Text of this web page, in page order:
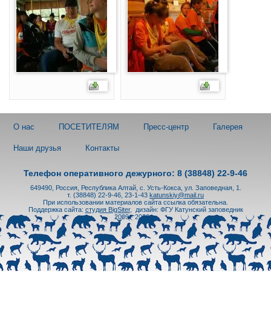
О нас ПОСЕТИТЕЛЯМ Пресс-центр Галерея
Наши друзья Контакты
Телефон оперативного дежурного: 8 (38848) 22-9-46
649490, Россия, Республика Алтай, с. Усть-Кокса, ул. Заповедная, 1.
т. (38848) 22-9-46, 23-1-43 katunskiy@mail.ru
При использовании материалов сайта ссылка обязательна.
Поддержка сайта: студия BigSiter,
дизайн: ФГУ Катунский заповедник
2009 - 2026 гг.